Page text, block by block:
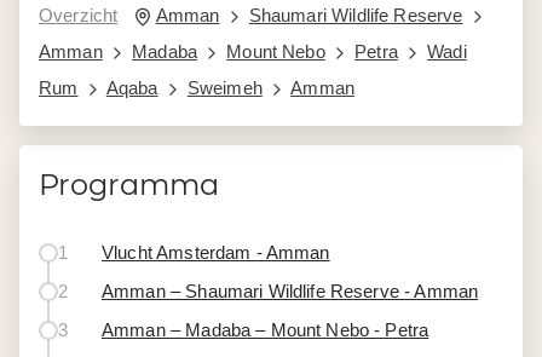
Overzicht Amman
Shaumari Wildlife Reserve
Amman
Madaba Mount Nebo Petra
Wadi
Rum
Aqaba Sweimeh Amman
Programma
1
Vlucht Amsterdam - Amman
2
Amman – Shaumari Wildlife Reserve - Amman
3
Amman – Madaba – Mount Nebo - Petra